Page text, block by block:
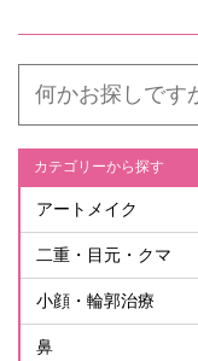
カテゴリーから探す
アートメイク
二重・目元・クマ
小顔・輪郭治療
鼻